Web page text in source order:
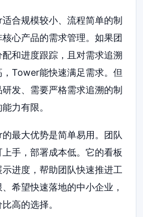
适合规模较小、流程简单的制
心产品的需求管理。如果团
和进度跟踪，且对需求追溯
Tower能快速满足需求。但
发、需要严格需求追溯的制
力有限。
的最大优势是简单易用。团队
手，部署成本低。它的看板
进度，帮助团队快速推进工
希望快速落地的中小企业，
高的选择。